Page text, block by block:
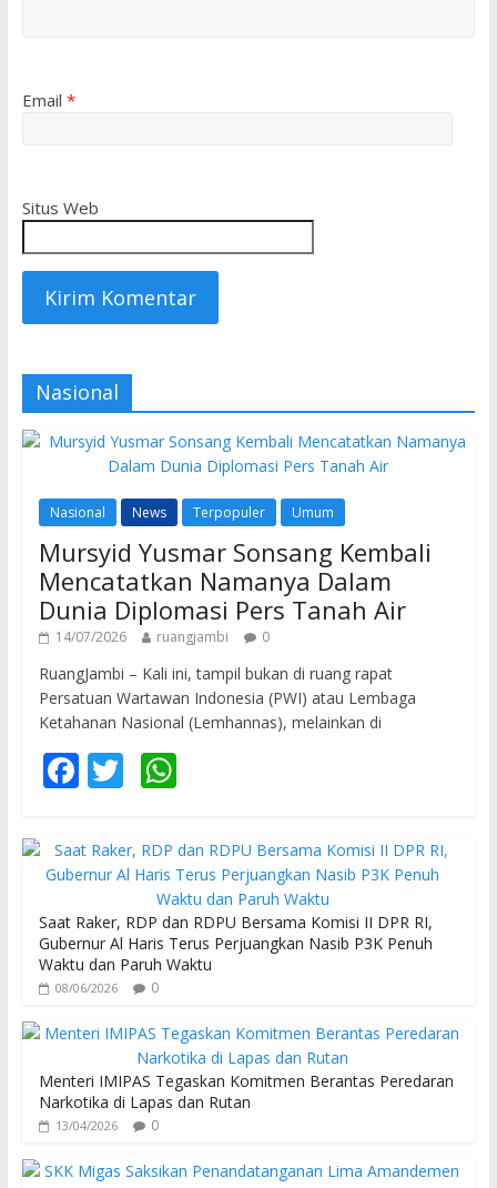
Email *
Situs Web
Nasional
Nasional News Terpopuler Umum
Mursyid Yusmar Sonsang Kembali
Mencatatkan Namanya Dalam
Dunia Diplomasi Pers Tanah Air
14/07/2026 ruangjambi 0
RuangJambi – Kali ini, tampil bukan di ruang rapat
Persatuan Wartawan Indonesia (PWI) atau Lembaga
Ketahanan Nasional (Lemhannas), melainkan di
F
e
b
o
o
k
T
itt
er
W
at
s
A
p
p
Saat Raker, RDP dan RDPU Bersama Komisi II DPR RI,
Gubernur Al Haris Terus Perjuangkan Nasib P3K Penuh
Waktu dan Paruh Waktu
08/06/2026 0
Menteri IMIPAS Tegaskan Komitmen Berantas Peredaran
Narkotika di Lapas dan Rutan
13/04/2026 0